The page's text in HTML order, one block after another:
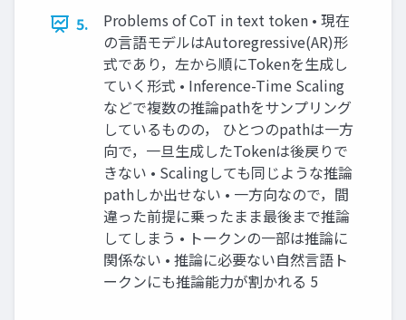
5.
Problems of CoT in text token • 現在
の言語モデルはAutoregressive(AR)形
式であり，左から順にTokenを生成し
ていく形式 • Inference-Time Scaling
などで複数の推論pathをサンプリング
しているものの， ひとつのpathは一方
向で，一旦生成したTokenは後戻りで
きない • Scalingしても同じような推論
pathしか出せない • 一方向なので，間
違った前提に乗ったまま最後まで推論
してしまう • トークンの一部は推論に
関係ない • 推論に必要ない自然言語ト
ークンにも推論能力が割かれる 5